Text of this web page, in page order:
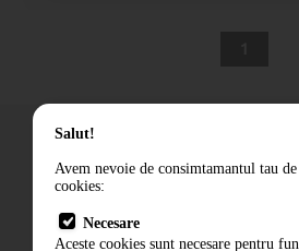
Cum comand
Livrare
Salut!
Avem nevoie de consimtamantul tau
cookies:
Necesare
Aceste cookies sunt necesare pentru